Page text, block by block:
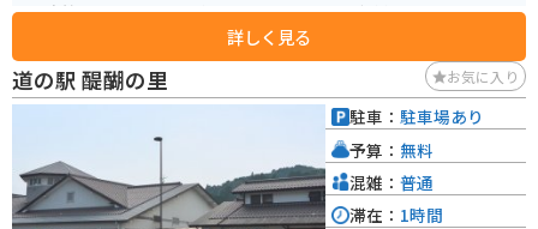
で、自然豊かな風景を見ながらドライブ、ツーリングが楽しめます。近くに
はお土産店や休憩所もあります。そばを流れる高梁川の河原にも降りること
ができ、夏は子供たちが元気に泳いでいます。
詳しく見る
道の駅 醍醐の里 お気に入り
駐車： 駐車場あり
予算： 無料
混雑： 普通
滞在： 1時間